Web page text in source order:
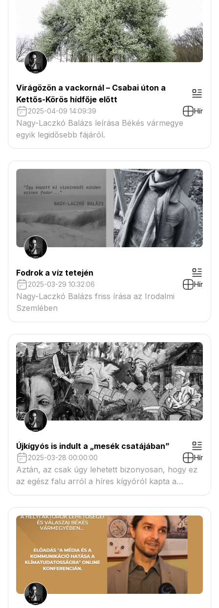
Virágözön a vackornál – Csabai úton a
Kettős-Körös hídfője előtt
2025-04-09 14:09:39 Hír
Nagy-Laczkó Balázs leírása Békés vármegye
egyik legidősebb fájáról.
Fodrok a víz tetején
2025-03-29 10:32:06 Hír
Nagy-Laczkó Balázs friss írása az Irodalmi
Szemlében
Újkígyós is indult a „mesék csatájában”
2025-03-28 00:00:00 Hír
Aztán, az csak úgy lehetett bizonyosan, hogy ez
az egész falu arról a híres kígyóról kapta a
nevét..